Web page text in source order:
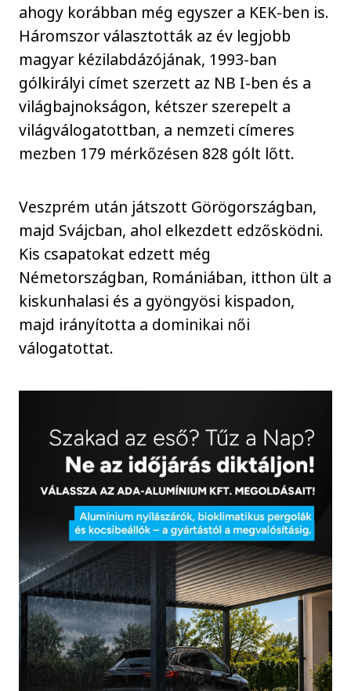
ahogy korábban még egyszer a KEK-ben is.
Háromszor választották az év legjobb
magyar kézilabdázójának, 1993-ban
gólkirályi címet szerzett az NB I-ben és a
világbajnokságon, kétszer szerepelt a
világválogatottban, a nemzeti címeres
mezben 179 mérkőzésen 828 gólt lőtt.
Veszprém után játszott Görögországban,
majd Svájcban, ahol elkezdett edzősködni.
Kis csapatokat edzett még
Németországban, Romániában, itthon ült a
kiskunhalasi és a gyöngyösi kispadon,
majd irányította a dominikai női
válogatottat.